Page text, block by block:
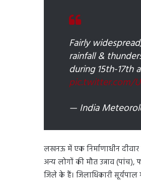
Fairly
rainfall &
during 15th-17th
pic.twitter.com/
— India
लखनऊ में एक निर्माणाधीन
अन्य लोगों की मौत उन्नाव
जिले के हैं। जिलाधिकारी सूर्यपाल